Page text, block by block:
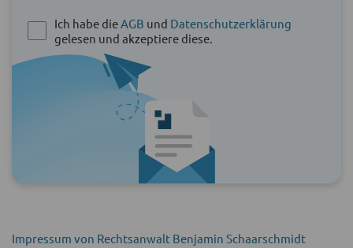
Ich habe die AGB und Datenschutzerklärung
gelesen und akzeptiere diese.
Impressum von Rechtsanwalt Benjamin Schaarschmidt